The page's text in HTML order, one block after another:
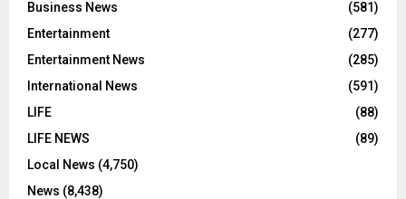
Business News
(581)
Entertainment
(277)
Entertainment News
(285)
International News
(591)
LIFE
(88)
LIFE NEWS
(89)
Local News (4,750)
News (8,438)